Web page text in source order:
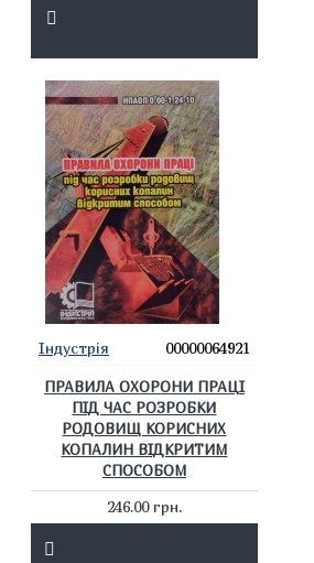
Індустрія 00000064921
ПРАВИЛА ОХОРОНИ ПРАЦІ
ПІД ЧАС РОЗРОБКИ
РОДОВИЩ КОРИСНИХ
КОПАЛИН ВІДКРИТИМ
СПОСОБОМ
246.00 грн.